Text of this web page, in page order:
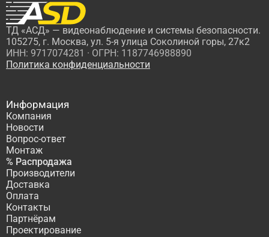
ТД «АСД» — видеонаблюдение и системы безопасности.
105275, г. Москва, ул. 5-я улица Соколиной горы, 27к2
ИНН: 9717074281 · ОГРН: 1187746988890
Политика конфиденциальности
Информация
Компания
Новости
Вопрос-ответ
Монтаж
% Распродажа
Производители
Доставка
Оплата
Контакты
Партнёрам
Проектирование